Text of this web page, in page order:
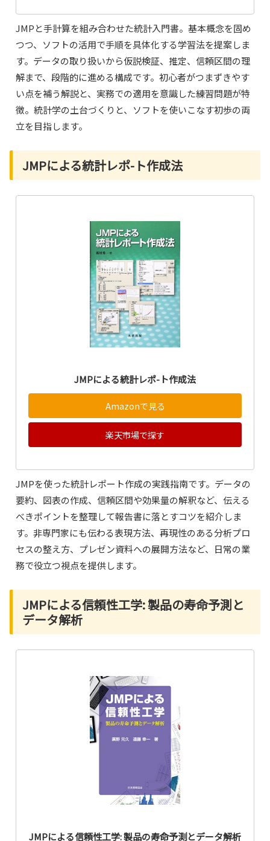
JMPと手計算を組み合わせた統計入門書。基本概念を固め
つつ、ソフトの活用で手順を具体化する学習法を提案しま
す。データの取り扱いから仮説検証、推定、信頼区間の理
解まで、段階的に進める構成です。初心者がつまずきやす
い点を補う解説と、実務での適用を意識した練習問題が特
徴。統計学の土台づくりと、ソフトを使いこなす初歩の両
立を目指します。
JMPによる統計レポ-ト作成法
JMPによる統計レポ-ト作成法
Amazonで見る
楽天市場で探す
JMPを使った統計レポート作成の実践指南です。データの
要約、図表の作成、信頼区間や効果量の解釈など、伝える
べきポイントを整理して報告書に落とすコツを紹介しま
す。非専門家にも伝わる表現方法、再現性のある分析プロ
セスの整え方、プレゼン資料への展開方法など、日常の業
務で役立つ視点を提供します。
JMPによる信頼性工学: 製品の寿命予測と
データ解析
JMPによる信頼性工学: 製品の寿命予測とデータ解析